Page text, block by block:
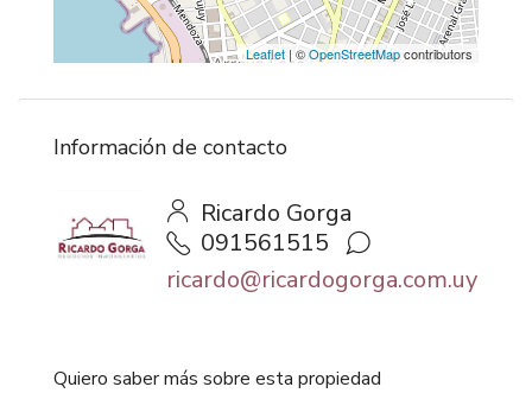
Leaflet | ©OpenStreetMapcontributors
Información de contacto
Ricardo Gorga
091561515
ricardo@ricardogorga.com.uy
Quiero saber más sobre esta propiedad